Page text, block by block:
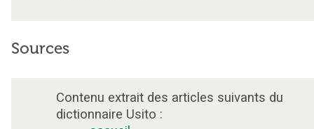
Sources
Contenu extrait des articles suivants du
dictionnaire Usito :